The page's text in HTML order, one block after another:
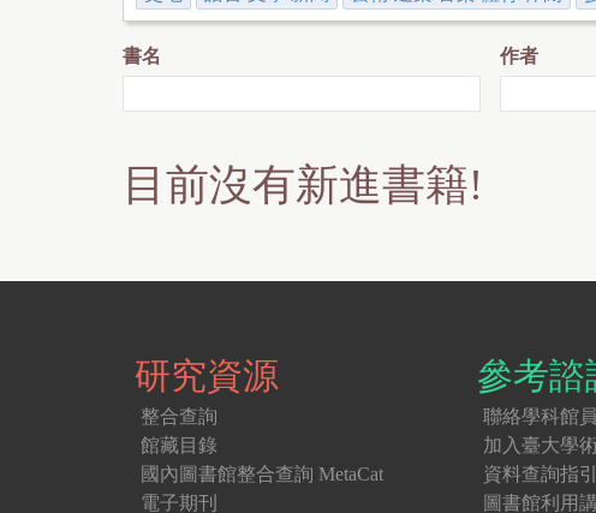
書名 作者
目前沒有新進書籍!
研究資源
整合查詢
館藏目錄
國內圖書館整合查詢 MetaCat
電子期刊
參考諮
聯絡學科館員
加入臺大學
資料查詢指引
圖書館利用